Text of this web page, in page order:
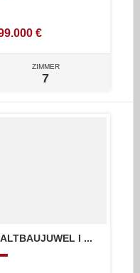
€
ZIMMER
7
I ...